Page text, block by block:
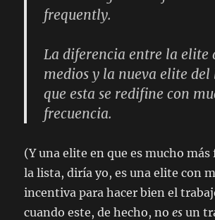
frequently.
La diferencia entre la elite
medios y la nueva elite del
que esta se redifine con
frecuencia.
(Y una elite en que es mucho más
la lista, diría yo, es una elite con
incentiva para hacer bien el
cuando este, de hecho, noes un